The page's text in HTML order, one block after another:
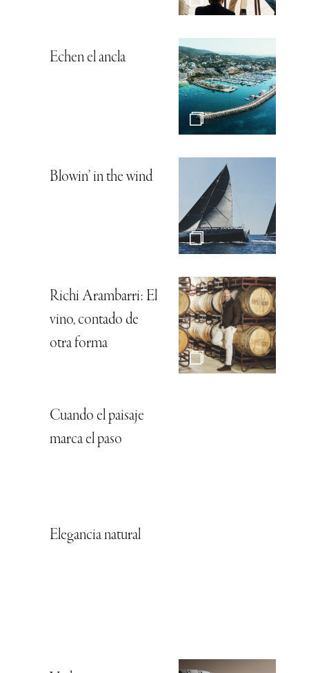
Echen el ancla
Blowin’ in the wind
Richi Arambarri: El
vino, contado de
otra forma
Cuando el paisaje
marca el paso
Elegancia natural